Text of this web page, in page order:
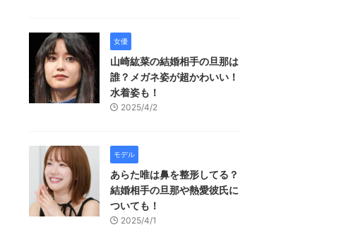
女優
山崎紘菜の結婚相手の旦那は
誰？メガネ姿が超かわいい！
水着姿も！
2025/4/2
モデル
あらた唯は鼻を整形してる？
結婚相手の旦那や熱愛彼氏に
ついても！
2025/4/1